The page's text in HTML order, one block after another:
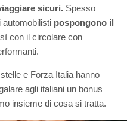
sicuri. Spesso
automobilisti pospongono il
con il circolare con
e Forza Italia hanno
agli italiani un bonus
insieme di cosa si tratta.